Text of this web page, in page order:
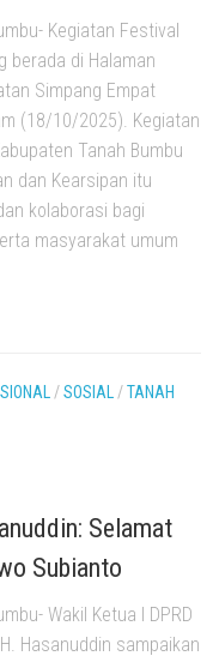
Kegiatan Festival
berada di Halaman
Simpang Empat
(18/10/2025). Kegiatan
Tanah Bumbu
dan Kearsipan itu
kolaborasi bagi
masyarakat umum
/SOSIAL/TANAH
Selamat
Subianto
Wakil Ketua I DPRD
Hasanuddin sampaikan